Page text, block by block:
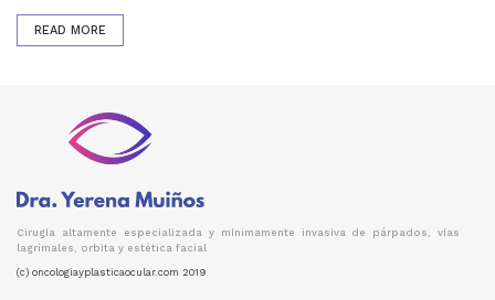
READ MORE
Cirugía altamente especializada y mínimamente invasiva de párpados, vías
lagrimales, orbita y estética facial
(c) oncologiayplasticaocular.com 2019